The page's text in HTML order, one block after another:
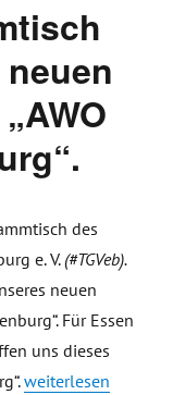
des
e. V.(#TGVeb).
neuen
Für Essen
uns dieses
„Einladung
weiterlesen